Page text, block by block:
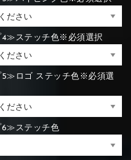
ステッチ色※必須選択
ロゴ ステッチ色※必須選
ステッチ色